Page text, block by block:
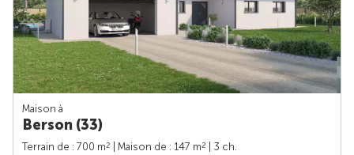
Maison à
Berson (33)
Terrain de : 700 m2 | Maison de : 147 m2
| 3 ch.